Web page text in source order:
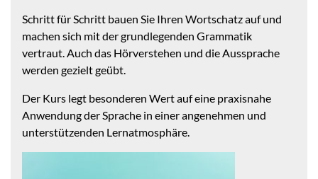
Schritt für Schritt bauen Sie Ihren Wortschatz auf und
machen sich mit der grundlegenden Grammatik
vertraut. Auch das Hörverstehen und die Aussprache
werden gezielt geübt.
Der Kurs legt besonderen Wert auf eine praxisnahe
Anwendung der Sprache in einer angenehmen und
unterstützenden Lernatmosphäre.